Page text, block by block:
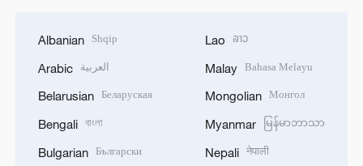
Albanian Shqip
Arabic العربية
Belarusian Беларуская
Bengali বাংলা
Bulgarian Български
Lao ລາວ
Malay Bahasa Melayu
Mongolian Монгол
Myanmar မြန်မာဘာသာ
Nepali नेपाली